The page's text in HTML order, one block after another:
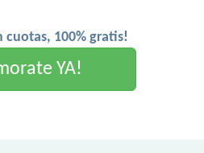
cuotas, 100% gratis!
YA!